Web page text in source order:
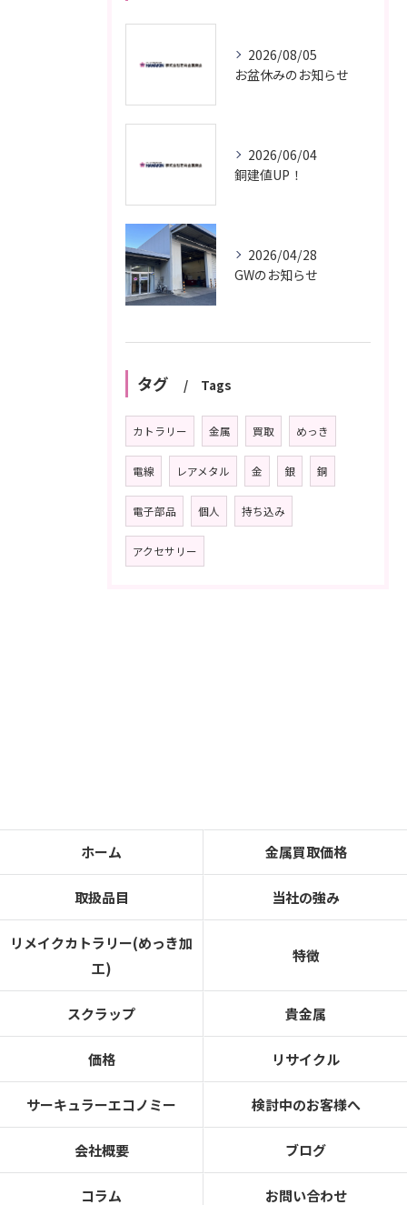
2026/08/05
お盆休みのお知らせ
2026/06/04
銅建値UP！
2026/04/28
GWのお知らせ
タグ Tags
カトラリー 金属 買取 めっき
電線 レアメタル 金 銀 銅
電子部品 個人 持ち込み
アクセサリー
ホーム 金属買取価格
取扱品目 当社の強み
リメイクカトラリー(めっき加
工)
特徴
スクラップ 貴金属
価格 リサイクル
サーキュラーエコノミー 検討中のお客様へ
会社概要 ブログ
コラム お問い合わせ